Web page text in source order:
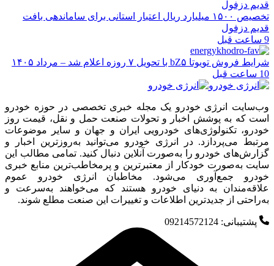
تخصیص ۱۵۰۰ میلیارد ریال اعتبار استانی برای ساماندهی بافت
قدیم دزفول
9 ساعت قبل
شرایط فروش تویوتا bZ۵ با تحویل ۷ روزه اعلام شد – مرداد ۱۴۰۵
10 ساعت قبل
وب‌سایت انرژی خودرو یک مجله خبری تخصصی در حوزه خودرو
است که به پوشش اخبار و تحولات صنعت حمل و نقل، قیمت روز
خودرو، تکنولوژی‌های خودرویی ایران و جهان و سایر موضوعات
مرتبط می‌پردازد. در انرژی خودرو می‌توانید به‌روزترین اخبار و
گزارش‌های خودرو را به‌صورت آنلاین دنبال کنید. تمامی مطالب این
سایت به‌صورت خودکار از معتبرترین و پرمخاطب‌ترین منابع خبری
خودرو جمع‌آوری می‌شود. مخاطبان انرژی خودرو عموم
علاقه‌مندان به دنیای خودرو هستند که می‌خواهند به‌سرعت و
به‌راحتی از جدیدترین اطلاعات و تغییرات این صنعت مطلع شوند.
پشتیبانی: 09214572124